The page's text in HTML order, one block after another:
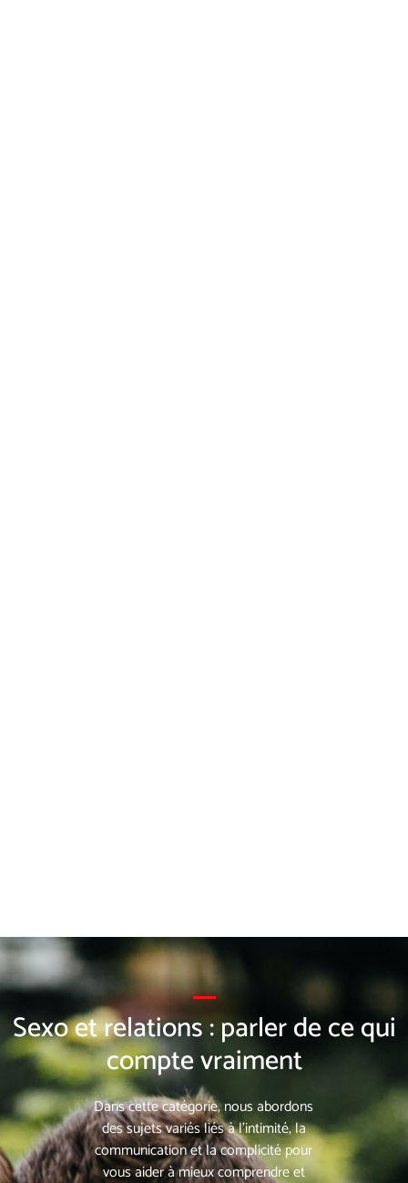
Sexo et relations : parler de ce qui
compte vraiment
Dans cette catégorie, nous abordons
des sujets variés liés à l’intimité, la
communication et la complicité pour
vous aider à mieux comprendre et